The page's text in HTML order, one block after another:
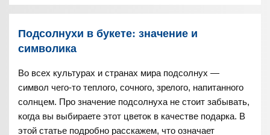
Подсолнухи в букете: значение и
символика
Во всех культурах и странах мира подсолнух —
символ чего-то теплого, сочного, зрелого, напитанного
солнцем. Про значение подсолнуха не стоит забывать,
когда вы выбираете этот цветок в качестве подарка. В
этой статье подробно расскажем, что означает